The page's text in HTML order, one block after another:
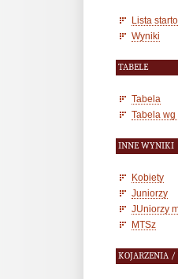
Lista
Wyniki
TABELE
Tabela
Tabela wg
INNE WYNIKI
Kobiety
Juniorzy
JUniorzy
MTSz
KOJARZENIA